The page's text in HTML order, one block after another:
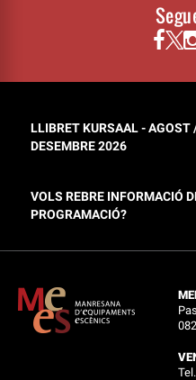
LLIBRET KURSAAL - AGOST
DESEMBRE 2026
VOLS REBRE INFORMACIÓ
PROGRAMACIÓ?